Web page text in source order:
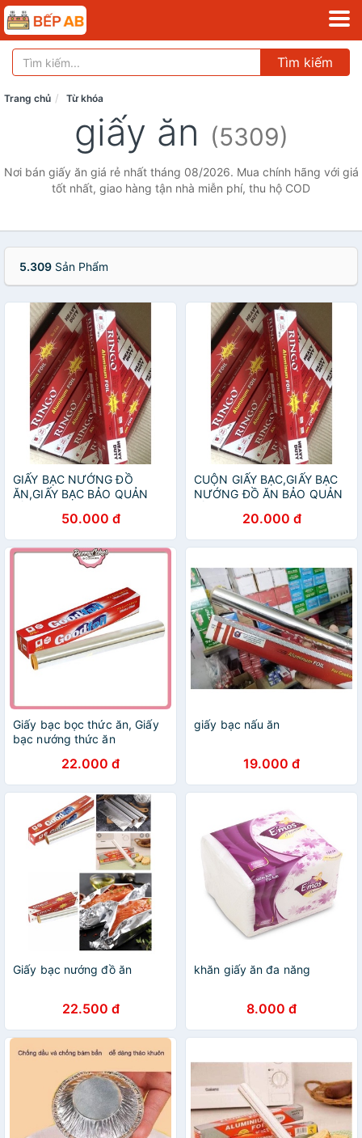
Tìm kiếm
Trang chủ Từ khóa
giấy ăn (5309)
Nơi bán giấy ăn giá rẻ nhất tháng 08/2026. Mua chính hãng với giá
tốt nhất, giao hàng tận nhà miễn phí, thu hộ COD
5.309 Sản Phẩm
GIẤY BẠC NƯỚNG ĐỒ
ĂN,GIẤY BẠC BẢO QUẢN
50.000 đ
CUỘN GIẤY BẠC,GIẤY BẠC
NƯỚNG ĐỒ ĂN BẢO QUẢN
20.000 đ
Giấy bạc bọc thức ăn, Giấy
bạc nướng thức ăn
22.000 đ
giấy bạc nấu ăn
19.000 đ
Giấy bạc nướng đồ ăn
22.500 đ
khăn giấy ăn đa năng
8.000 đ